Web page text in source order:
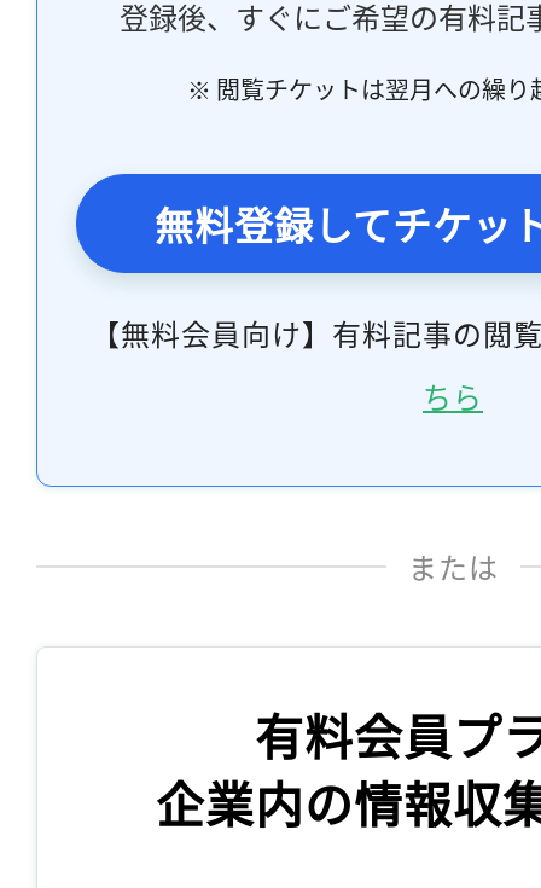
登録後、すぐにご希望の有料記
※ 閲覧チケットは翌月への繰り
無料登録してチケッ
【無料会員向け】有料記事の閲
ちら
または
有料会員プ
企業内の情報収